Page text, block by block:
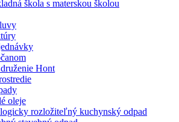
škola s materskou školou
Hont
oleje
rozložiteľný kuchynský odpad